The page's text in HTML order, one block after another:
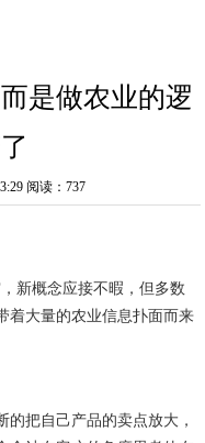
是做农业的逻
阅读：737
新概念应接不暇，但多数
着大量的农业信息扑面而来
把自己产品的卖点放大，